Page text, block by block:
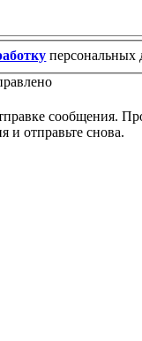
персональных
сообщения.
и отправьте снова.